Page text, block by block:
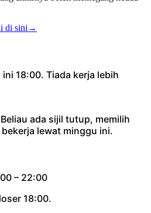
di sini →
18:00. Tiada kerja lebih
ada sijil tutup, memilih
lewat minggu ini.
– 22:00
18:00.